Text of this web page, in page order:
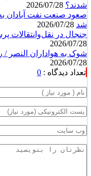
شدند؟
صعود صنعت نفت آبادان
شد
جنجال در نقل‌وانتقالات
2026/07/28
شوک به هواداران النصر /
2026/07/28
تعداد دیدگاه : 0